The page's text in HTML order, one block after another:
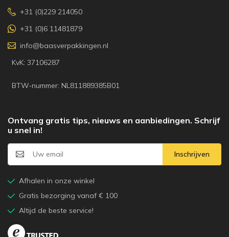
+31 (0)229 214050
+31 (0)6 11481879
info@baasverpakkingen.nl
KvK: 37106287
BTW-nummer: NL811889385B01
Ontvang gratis tips, nieuws en aanbiedingen. Schrijf
u snel in!
Inschrijven
Afhalen in onze winkel
Gratis bezorging vanaf € 100
Altijd de beste service!